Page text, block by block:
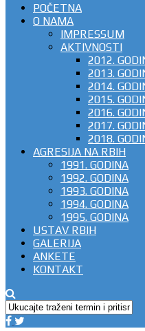
POČETNA
O NAMA
IMPRESSUM
AKTIVNOSTI
2012.
2013.
2014.
2015.
2016.
2017.
2018.
AGRESIJA NA RBIH
1991. GODINA
1992. GODINA
1993. GODINA
1994. GODINA
1995. GODINA
USTAV RBIH
GALERIJA
ANKETE
KONTAKT